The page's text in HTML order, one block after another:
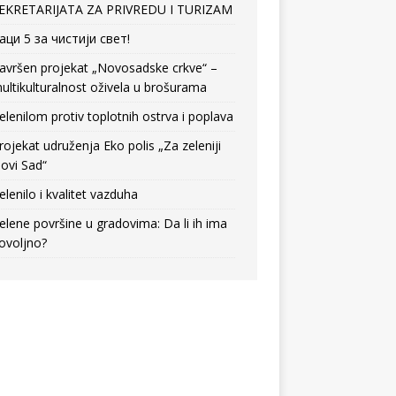
ZA PRIVREDU I TURIZAM
5 за чистији свет!
projekat „Novosadske crkve“ –
oživela u brošurama
protiv toplotnih ostrva i poplava
udruženja Eko polis „Za zeleniji
Sad“
i kvalitet vazduha
površine u gradovima: Da li ih ima